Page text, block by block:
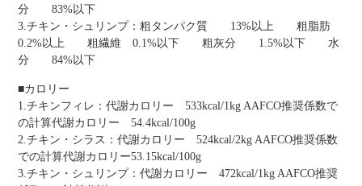
分 83%以下
3.チキン・シュリンプ：粗タンパク質 13%以上 粗脂肪
0.2%以上 粗繊維 0.1%以下 粗灰分 1.5%以下 水
分 84%以下
■カロリー
1.チキンフィレ：代謝カロリー 533kcal/1kg AAFCO推奨係数で
の計算代謝カロリー 54.4kcal/100g
2.チキン・シラス：代謝カロリー 524kcal/2kg AAFCO推奨係数
での計算代謝カロリー53.15kcal/100g
3.チキン・シュリンプ：代謝カロリー 472kcal/1kg AAFCO推奨